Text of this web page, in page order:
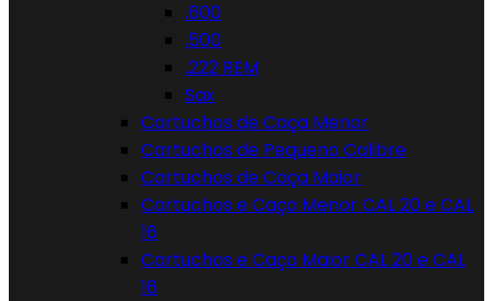
.600
.500
.222 REM
Sax
Cartuchos de Caça Menor
Cartuchos de Pequeno Calibre
Cartuchos de Caça Maior
Cartuchos e Caça Menor CAL 20 e CAL
16
Cartuchos e Caça Maior CAL 20 e CAL
16